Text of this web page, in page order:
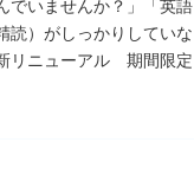
でいませんか？」「英語
読）がしっかりしていな
リニューアル 期間限定